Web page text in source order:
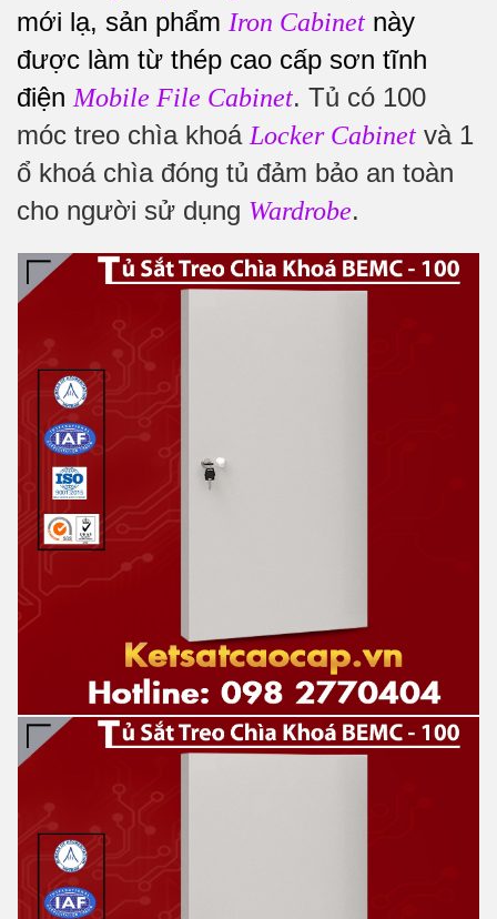
mới lạ, sản phẩm Iron Cabinet này
được làm từ thép cao cấp sơn tĩnh
điện Mobile File Cabinet. Tủ có 100
móc treo chìa khoá Locker Cabinet và 1
ổ khoá chìa đóng tủ đảm bảo an toàn
cho người sử dụng Wardrobe.